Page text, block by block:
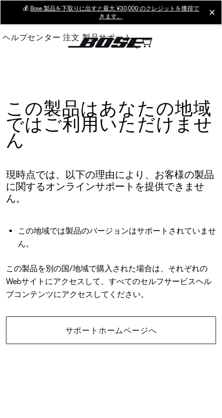
Main
💰 Bose 製品を下取りに出すと最大 ¥30,000 のクレジットを獲得で
きます。
ヘルプセンター 注文 製品サポート
この製品はあなたの地域
ではご利用いただけませ
ん
現時点では、以下の理由により、お客様の製品
に関するオンラインサポートを提供できませ
ん。
この地域では製品のバージョンはサポートされていませ
ん。
この製品を別の国/地域で購入された場合は、それぞれの
Webサイトにアクセスして、すべてのセルフサービスヘル
プコンテンツにアクセスしてください。
サポートホームページへ